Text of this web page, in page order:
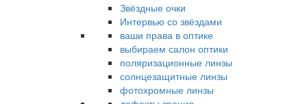
Звёздные очки
Интервью со звёздами
ваши права в оптике
выбираем салон оптики
поляризационные линзы
солнцезащитные линзы
фотохромные линзы